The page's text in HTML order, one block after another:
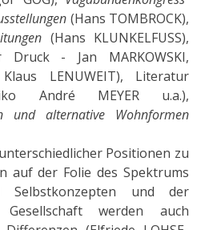
(Hans TOMBROCK),
(Hans KLUNKELFUSS),
Druck - Jan MARKOWSKI,
LENUWEIT), Lite­ratur
André MEYER u.a.),
und alternative Wohnformen
Positionen zu
auf der Folie des Spektrums
und der
werden auch